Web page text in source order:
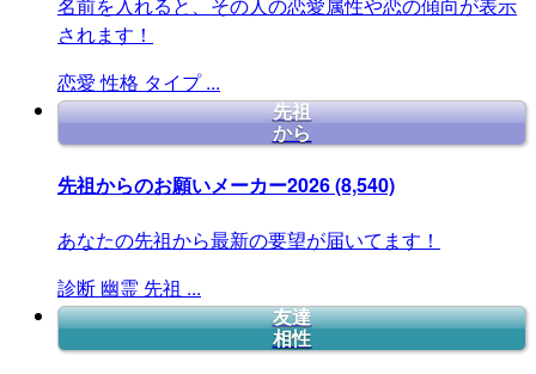
されます！
恋愛 性格 タイプ ...
先祖
から
先祖からのお願いメーカー2026(8,540)
あなたの先祖から最新の要望が届いてます！
診断 幽霊 先祖 ...
友達
相性